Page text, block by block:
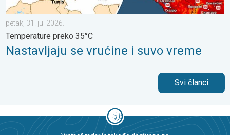
petak, 31. jul 2026.
Temperature preko 35°C
Nastavljaju se vrućine i suvo vreme
Svi članci